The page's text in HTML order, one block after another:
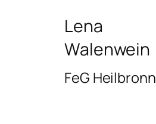
Lena
Walenwein
FeG Heilbronn